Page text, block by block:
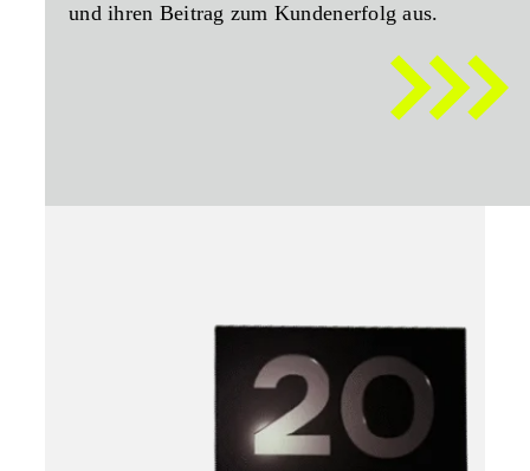
und ihren Beitrag zum Kundenerfolg aus.